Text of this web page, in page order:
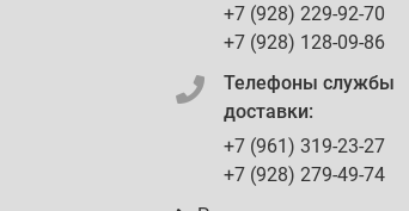
+7 (928) 229-92-70
+7 (928) 128-09-86
Телефоны службы
доставки:
+7 (961) 319-23-27
+7 (928) 279-49-74